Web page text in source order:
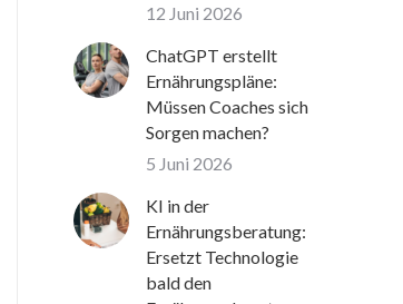
12 Juni 2026
ChatGPT erstellt
Ernährungspläne:
Müssen Coaches sich
Sorgen machen?
5 Juni 2026
KI in der
Ernährungsberatung:
Ersetzt Technologie
bald den